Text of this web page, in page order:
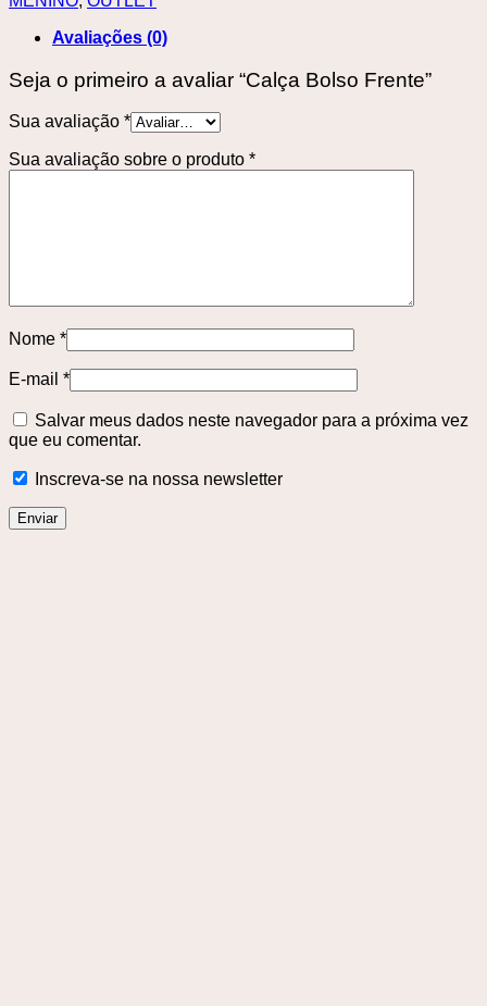
Avaliações (0)
Seja o primeiro a avaliar “Calça Bolso Frente”
Sua avaliação *
Sua avaliação sobre o produto *
Nome *
E-mail *
Salvar meus dados neste navegador para a próxima vez
que eu comentar.
Inscreva-se na nossa newsletter